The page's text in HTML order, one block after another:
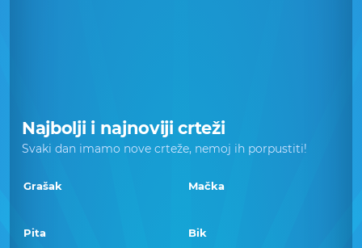
Najbolji i najnoviji crteži
Svaki dan imamo nove crteže, nemoj ih porpustiti!
Grašak Mačka
Pita Bik